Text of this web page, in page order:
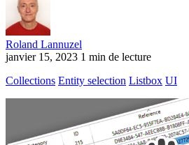
Roland Lannuzel
janvier 15, 2023 1 min de lecture
Collections Entity selection Listbox UI